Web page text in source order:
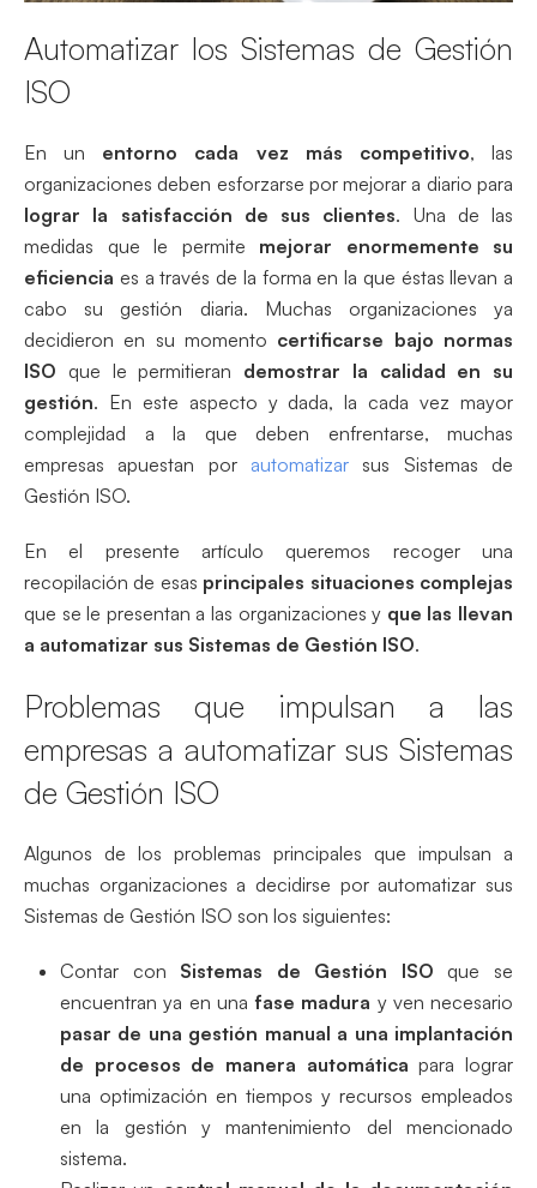
Automatizar los Sistemas de Gestión
ISO
En un entorno cada vez más competitivo, las
organizaciones deben esforzarse por mejorar a diario para
lograr la satisfacción de sus clientes. Una de las
medidas que le permite mejorar enormemente su
eficiencia es a través de la forma en la que éstas llevan a
cabo su gestión diaria. Muchas organizaciones ya
decidieron en su momento certificarse bajo normas
ISO que le permitieran demostrar la calidad en su
gestión. En este aspecto y dada, la cada vez mayor
complejidad a la que deben enfrentarse, muchas
empresas apuestan por automatizar sus Sistemas de
Gestión ISO.
En el presente artículo queremos recoger una
recopilación de esas principales situaciones complejas
que se le presentan a las organizaciones y que las llevan
a automatizar sus Sistemas de Gestión ISO.
Problemas que impulsan a las
empresas a automatizar sus Sistemas
de Gestión ISO
Algunos de los problemas principales que impulsan a
muchas organizaciones a decidirse por automatizar sus
Sistemas de Gestión ISO son los siguientes:
Contar con Sistemas de Gestión ISO que se
encuentran ya en una fase madura y ven necesario
pasar de una gestión manual a una implantación
de procesos de manera automática para lograr
una optimización en tiempos y recursos empleados
en la gestión y mantenimiento del mencionado
sistema.